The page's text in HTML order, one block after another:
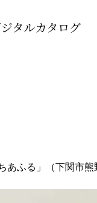
タルカタログ
ふる」（下関市熊